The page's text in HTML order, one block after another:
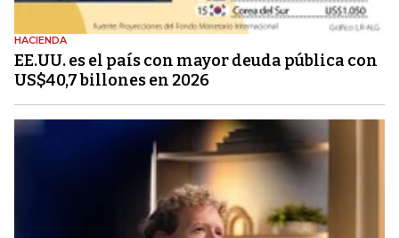
HACIENDA
EE.UU. es el país con mayor deuda pública con
US$40,7 billones en 2026